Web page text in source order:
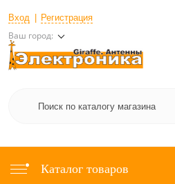
Вход Регистрация
Ваш город:
Каталог товаров